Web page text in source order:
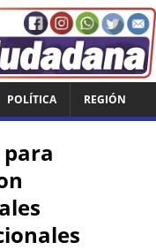
POLÍTICA REGIÓN